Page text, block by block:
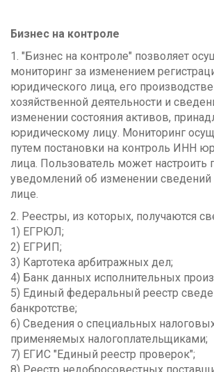
Бизнес на контроле
1. "Бизнес на контроле" позволяет
мониторинг за изменением
юридического лица, его
хозяйственной деятельности и
изменении состояния активов,
юридическому лицу. Мониторинг
путем постановки на контроль ИНН
лица. Пользователь может настроить
уведомлений об изменении
лице.
2. Реестры, из которых, получаются
1) ЕГРЮЛ;
2) ЕГРИП;
3) Картотека арбитражных дел;
4) Банк данных исполнительных
5) Единый федеральный реестр
банкротстве;
6) Сведения о специальных
применяемых налогоплательщиками;
7) ЕГИС "Единый реестр проверок";
8) Реестр недобросовестных